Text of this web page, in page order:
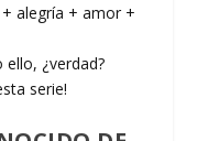
alegría + amor +
¿verdad?
serie!